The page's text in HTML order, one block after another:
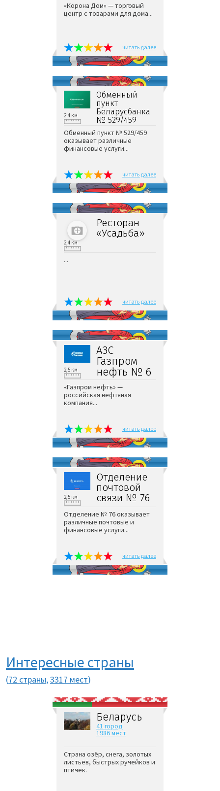
«Корона Дом» — торговый
центр с товарами для дома...
читать далее
Обменный
пункт
Беларусбанка
№ 529/459
2,4 км
Обменный пункт № 529/459
оказывает различные
финансовые услуги...
читать далее
Ресторан
«Усадьба»
2,4 км
...
читать далее
АЗС
Газпром
нефть № 6
2,5 км
«Газпром нефть» —
российская нефтяная
компания...
читать далее
Отделение
почтовой
связи № 76
2,5 км
Отделение № 76 оказывает
различные почтовые и
финансовые услуги...
читать далее
Интересные страны
(72 страны,3317 мест)
Беларусь
41 город
1986 мест
Страна озёр, снега, золотых
листьев, быстрых ручейков и
птичек.